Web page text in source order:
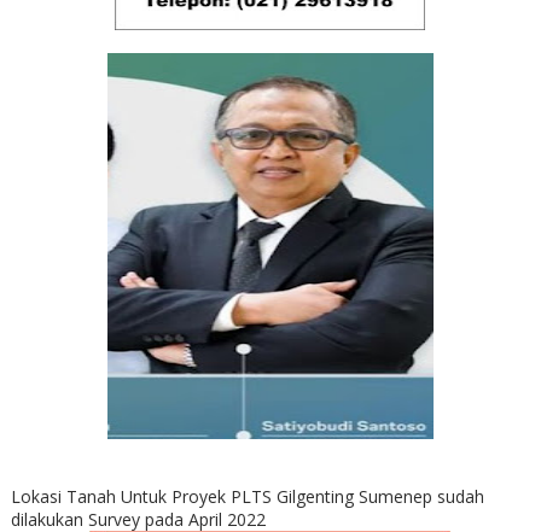
Lokasi Tanah Untuk Proyek PLTS Gilgenting Sumenep sudah
dilakukan Survey pada April 2022